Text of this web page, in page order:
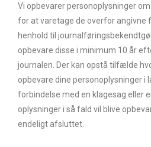
Vi opbevarer personoplysninger
for at varetage de overfor angivne
henhold til
opbevare disse i minimum 10 år
journalen. Der kan opstå tilfælde
opbevare dine personoplysninger i
forbindelse med en klagesag eller
oplysninger i så fald vil blive
endeligt afsluttet.